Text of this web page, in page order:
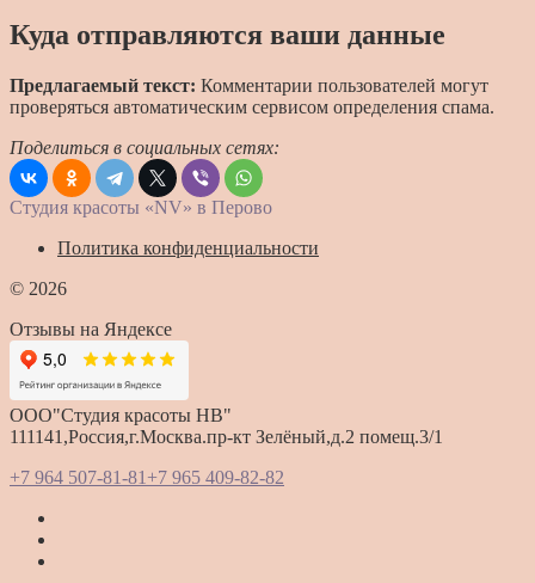
Куда отправляются ваши данные
Предлагаемый текст: Комментарии пользователей могут
проверяться автоматическим сервисом определения спама.
Поделиться в социальных сетях:
Студия красоты «NV» в Перово
Политика конфиденциальности
© 2026
Отзывы на Яндексе
ООО"Студия красоты HB"
111141,Россия,г.Москва.пр-кт Зелёный,д.2 помещ.3/1
+7 964 507-81-81 +7 965 409-82-82